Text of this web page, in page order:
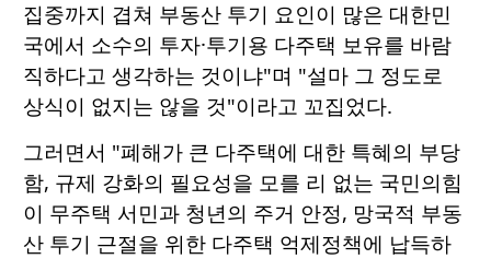
집중까지 겹쳐 부동산 투기 요인이 많은 대한민
국에서 소수의 투자·투기용 다주택 보유를 바람
직하다고 생각하는 것이냐"며 "설마 그 정도로
상식이 없지는 않을 것"이라고 꼬집었다.
그러면서 "폐해가 큰 다주택에 대한 특혜의 부당
함, 규제 강화의 필요성을 모를 리 없는 국민의힘
이 무주택 서민과 청년의 주거 안정, 망국적 부동
산 투기 근절을 위한 다주택 억제정책에 납득하